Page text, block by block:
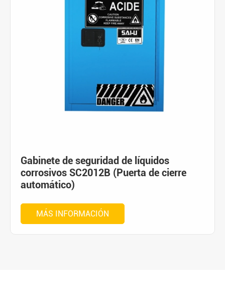
Gabinete de seguridad de líquidos
corrosivos SC2012B (Puerta de cierre
automático)
MÁS INFORMACIÓN